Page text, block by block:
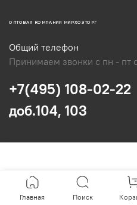
ОПТОВАЯ КОМПАНИЯ МИРХОЗТОРГ
Общий телефон
Принимаем звонки с пн - пт
+7(495) 108-02-22
доб.104, 103
Главная Поиск